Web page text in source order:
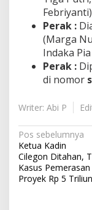
Perak :
(Marga
Indaka
Perak :
di nomor
Writer: Abi P
N
a
v
i
Pos sebelumnya
Ketua Kadin
Cilegon Ditahan,
Kasus
Proyek Rp 5 Triliun